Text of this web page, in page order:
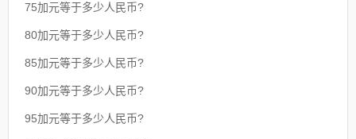
75加元等于多少人民币?
80加元等于多少人民币?
85加元等于多少人民币?
90加元等于多少人民币?
95加元等于多少人民币?